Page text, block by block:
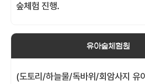
숲체험 진행.
유아숲체험원
(도토리/하늘물/독바위/회암사지 유